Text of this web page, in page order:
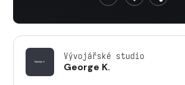
Vývojářské studio
George K.